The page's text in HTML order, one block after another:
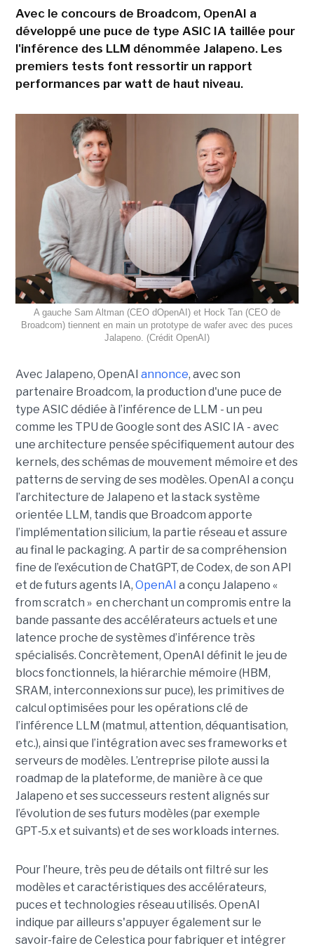
Avec le concours de Broadcom, OpenAI a
développé une puce de type ASIC IA taillée pour
l'inférence des LLM dénommée Jalapeno. Les
premiers tests font ressortir un rapport
performances par watt de haut niveau.
A gauche Sam Altman (CEO dOpenAI) et Hock Tan (CEO de
Broadcom) tiennent en main un prototype de wafer avec des puces
Jalapeno. (Crédit OpenAI)
Avec Jalapeno, OpenAI annonce, avec son
partenaire Broadcom, la production d'une puce de
type ASIC dédiée à l’inférence de LLM - un peu
comme les TPU de Google sont des ASIC IA - avec
une architecture pensée spécifiquement autour des
kernels, des schémas de mouvement mémoire et des
patterns de serving de ses modèles. OpenAI a conçu
l’architecture de Jalapeno et la stack système
orientée LLM, tandis que Broadcom apporte
l’implémentation silicium, la partie réseau et assure
au final le packaging. A partir de sa compréhension
fine de l’exécution de ChatGPT, de Codex, de son API
et de futurs agents IA, OpenAI a conçu Jalapeno «
from scratch » en cherchant un compromis entre la
bande passante des accélérateurs actuels et une
latence proche de systèmes d’inférence très
spécialisés. Concrètement, OpenAI définit le jeu de
blocs fonctionnels, la hiérarchie mémoire (HBM,
SRAM, interconnexions sur puce), les primitives de
calcul optimisées pour les opérations clé de
l’inférence LLM (matmul, attention, déquantisation,
etc.), ainsi que l’intégration avec ses frameworks et
serveurs de modèles. L’entreprise pilote aussi la
roadmap de la plateforme, de manière à ce que
Jalapeno et ses successeurs restent alignés sur
l’évolution de ses futurs modèles (par exemple
GPT‑5.x et suivants) et de ses workloads internes.
Pour l’heure, très peu de détails ont filtré sur les
modèles et caractéristiques des accélérateurs,
puces et technologies réseau utilisés. OpenAI
indique par ailleurs s'appuyer également sur le
savoir-faire de Celestica pour fabriquer et intégrer